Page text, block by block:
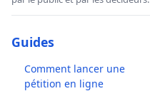
Guides
Comment lancer une
pétition en ligne